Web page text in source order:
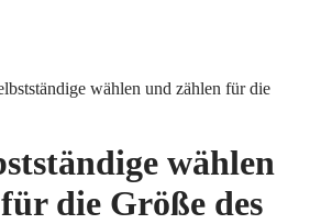
wählen und zählen für die
wählen
die Größe des